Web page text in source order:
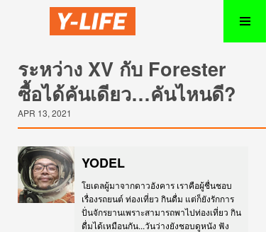
ระหว่าง XV กับ Forester
ซื้อได้คันเดียว…คันไหนดี?
APR 13, 2021
YODEL
โยเดลผู้มาจากดาวอังคาร เราคือผู้ชื่นชอบ
เรื่องรถยนต์ ท่องเที่ยว กินดื่ม แต่ก็ยังรักการ
ปั่นจักรยานเพราะสามารถพาไปท่องเที่ยว กิน
ดื่มได้เหมือนกัน...วันว่างยังชอบดูหนัง ฟัง